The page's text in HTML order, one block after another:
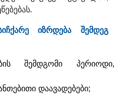
იზრდება შემდეგ
შემდგომი პერიოდი,
დაავადებები;